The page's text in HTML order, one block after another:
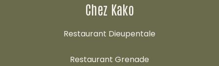
Chez Kako
Restaurant Dieupentale
Restaurant Grenade